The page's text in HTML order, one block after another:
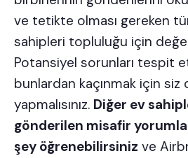
ve tetikte olması gereken
sahipleri topluluğu için
Potansiyel sorunları tespit
bunlardan kaçınmak için siz
yapmalısınız. Diğer ev
gönderilen misafir
şey öğrenebilirsiniz ve